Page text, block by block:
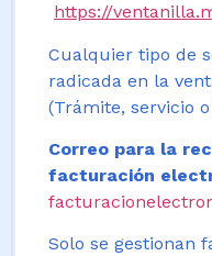
https://
Cualquier tipo de
radicada en la
(Trámite, servicio o
Correo para la
facturación
Solo se gestionan